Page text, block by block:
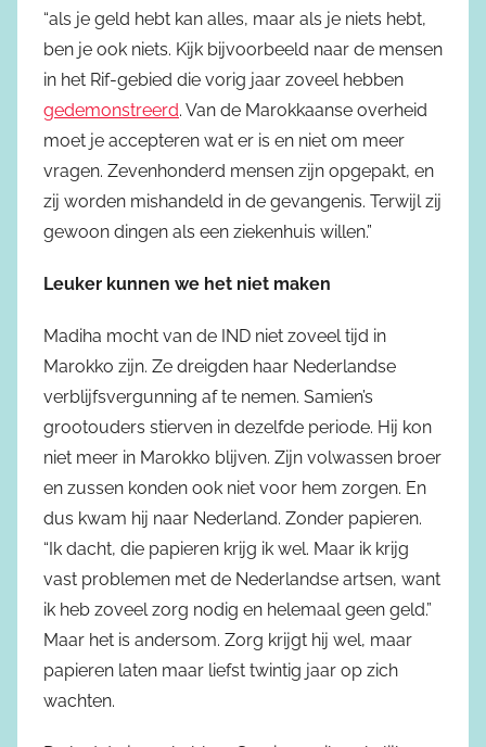
“als je geld hebt kan alles, maar als je niets hebt,
ben je ook niets. Kijk bijvoorbeeld naar de mensen
in het Rif-gebied die vorig jaar zoveel hebben
gedemonstreerd. Van de Marokkaanse overheid
moet je accepteren wat er is en niet om meer
vragen. Zevenhonderd mensen zijn opgepakt, en
zij worden mishandeld in de gevangenis. Terwijl zij
gewoon dingen als een ziekenhuis willen.”
Leuker kunnen we het niet maken
Madiha mocht van de IND niet zoveel tijd in
Marokko zijn. Ze dreigden haar Nederlandse
verblijfsvergunning af te nemen. Samien’s
grootouders stierven in dezelfde periode. Hij kon
niet meer in Marokko blijven. Zijn volwassen broer
en zussen konden ook niet voor hem zorgen. En
dus kwam hij naar Nederland. Zonder papieren.
“Ik dacht, die papieren krijg ik wel. Maar ik krijg
vast problemen met de Nederlandse artsen, want
ik heb zoveel zorg nodig en helemaal geen geld.”
Maar het is andersom. Zorg krijgt hij wel, maar
papieren laten maar liefst twintig jaar op zich
wachten.